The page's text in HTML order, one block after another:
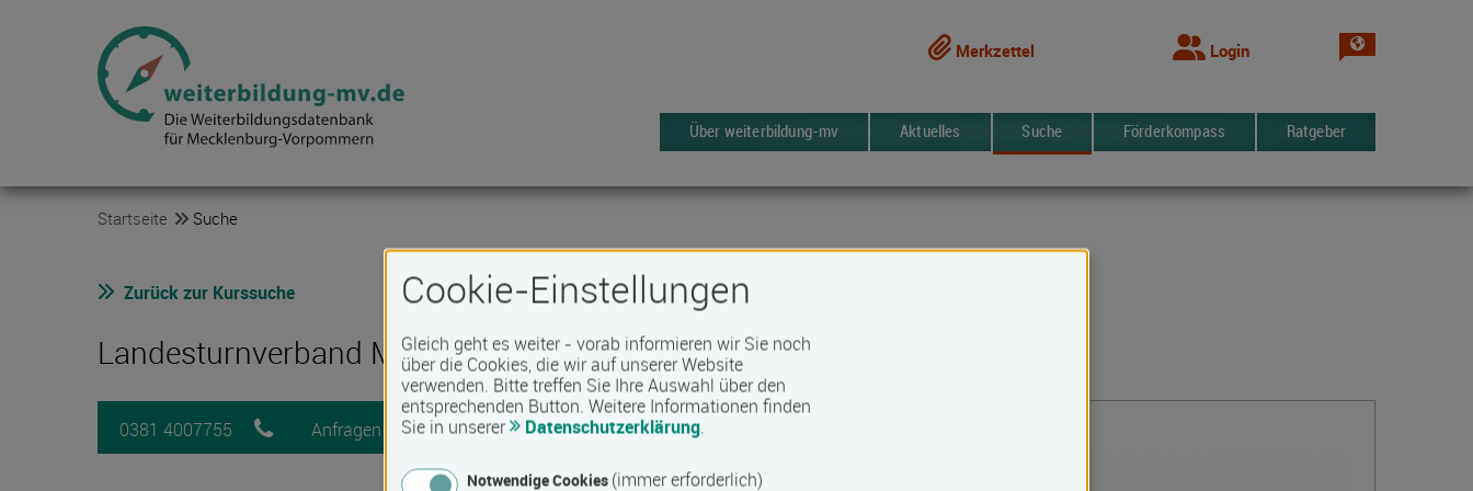
Merkzettel Login Sprache
Über weiterbildung-mv Aktuelles Suche Förderkompass Ratgeber
Startseite Suche
Zurück zur Kurssuche
Landesturnverband M-V e.V.
0381 4007755 Anfragen Merken 5 Kurse
Cookie-Einstellungen
Gleich geht es weiter - vorab informieren wir Sie noch
über die Cookies, die wir auf unserer Website
verwenden. Bitte treffen Sie Ihre Auswahl über den
entsprechenden Button. Weitere Informationen finden
Sie in unserer
Datenschutzerklärung.
Notwendige Cookies (immer erforderlich)